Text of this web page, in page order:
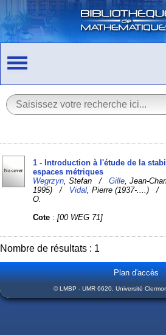
1 - Introduction à l'étude de la
espaces métriques
Wegrzyn , Stefan /Gille , Jean-
1995) / Vidal , Pierre (1937-....) /
O.
Cote :[00 WEG 71]
Nombre de résultats : 1
Plan d'accès
© LMBP - UMR 6620, Université